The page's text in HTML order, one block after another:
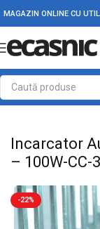
MAGAZIN ONLINE CU
Prima pagină Electrice
Incarcator
– 100W-CC-
-22%